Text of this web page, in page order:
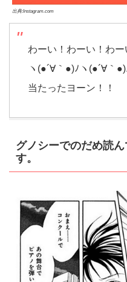
出典:Instagram.com
わーい！わーい！わー
ヽ(●´∀｀●)ﾉヽ(●´∀｀●)
当たったヨーン！！
グノシーでのだめ読
す。